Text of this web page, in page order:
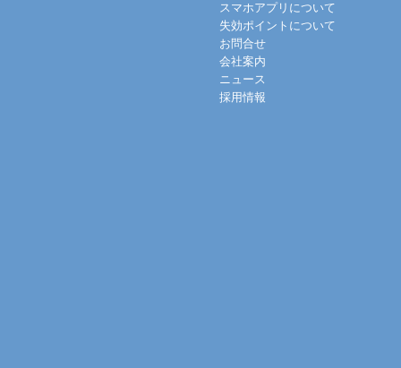
スマホアプリについて
失効ポイントについて
お問合せ
会社案内
ニュース
採用情報